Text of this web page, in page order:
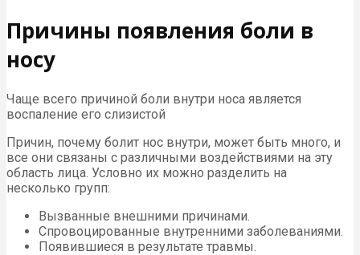
Причины появления боли в
носу
Чаще всего причиной боли внутри носа является
воспаление его слизистой
Причин, почему болит нос внутри, может быть много, и
все они связаны с различными воздействиями на эту
область лица. Условно их можно разделить на
несколько групп:
Вызванные внешними причинами.
Спровоцированные внутренними заболеваниями.
Появившиеся в результате травмы.